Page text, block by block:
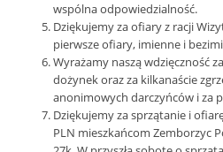
wspólna odpowiedzialność.
Dziękujemy za ofiary z racji
pierwsze ofiary, imienne i
Wyrażamy naszą wdzięczność
dożynek oraz za kilkanaście
anonimowych darczyńców i za
Dziękujemy za sprzątanie i
PLN mieszkańcom Zemborzyc